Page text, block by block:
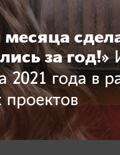
месяца
за год!»
2021 года в